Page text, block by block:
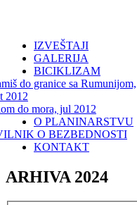
IZVEŠTAJI
GALERIJA
BICIKLIZAM
do granice sa Rumunijom,
2012
do mora, jul 2012
O PLANINARSTVU
O BEZBEDNOSTI
KONTAKT
ARHIVA 2024